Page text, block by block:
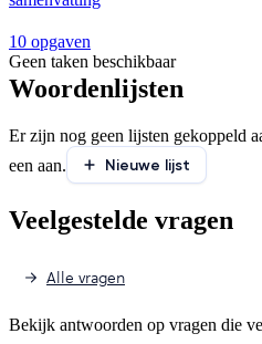
10 opgaven
Geen taken beschikbaar
Woordenlijsten
Er zijn nog geen lijsten gekoppeld
een aan.
Nieuwe lijst
Veelgestelde vragen
Alle vragen
Bekijk antwoorden op vragen die